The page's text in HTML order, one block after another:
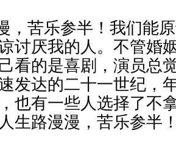
，苦乐参半！我们能
讨厌我的人。不管婚
看的是喜剧，演员总
达的二十一世纪，
也有一些人选择了不
生路漫漫，苦乐参半